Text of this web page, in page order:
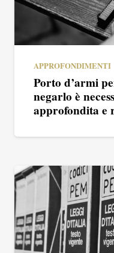
APPROFONDIMENTI
Porto d’armi
negarlo è
approfondita e